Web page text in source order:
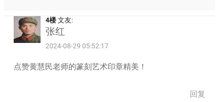
4楼文友:
张红
2024-08-29 05:52:17
点赞黄慧民老师的篆刻艺术印章精美！
回复